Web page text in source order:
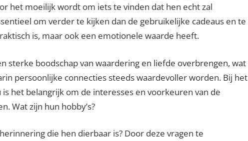
het moeilijk wordt om iets te vinden dat hen echt zal
om verder te kijken dan de gebruikelijke cadeaus en te
is, maar ook een emotionele waarde heeft.
sterke boodschap van waardering en liefde overbrengen, wat
persoonlijke connecties steeds waardevoller worden. Bij het
het belangrijk om de interesses en voorkeuren van de
Wat zijn hun hobby’s?
die hen dierbaar is? Door deze vragen te